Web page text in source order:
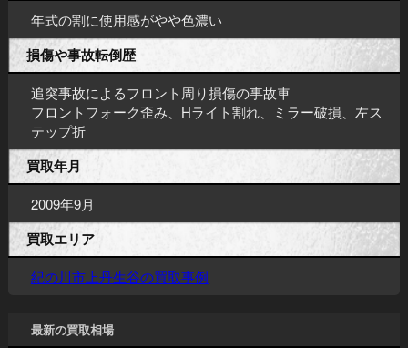
年式の割に使用感がやや色濃い
損傷や事故転倒歴
追突事故によるフロント周り損傷の事故車
フロントフォーク歪み、Hライト割れ、ミラー破損、左ス
テップ折
買取年月
2009年9月
買取エリア
紀の川市上丹生谷の買取事例
最新の買取相場